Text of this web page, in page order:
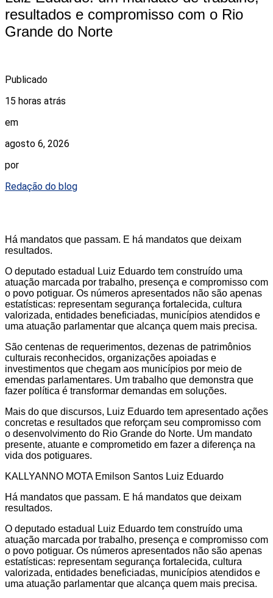
resultados e compromisso com o Rio
Grande do Norte
Publicado
15 horas atrás
em
agosto 6, 2026
por
Redação do blog
Há mandatos que passam. E há mandatos que deixam
resultados.
O deputado estadual Luiz Eduardo tem construído uma
atuação marcada por trabalho, presença e compromisso com
o povo potiguar. Os números apresentados não são apenas
estatísticas: representam segurança fortalecida, cultura
valorizada, entidades beneficiadas, municípios atendidos e
uma atuação parlamentar que alcança quem mais precisa.
São centenas de requerimentos, dezenas de patrimônios
culturais reconhecidos, organizações apoiadas e
investimentos que chegam aos municípios por meio de
emendas parlamentares. Um trabalho que demonstra que
fazer política é transformar demandas em soluções.
Mais do que discursos, Luiz Eduardo tem apresentado ações
concretas e resultados que reforçam seu compromisso com
o desenvolvimento do Rio Grande do Norte. Um mandato
presente, atuante e comprometido em fazer a diferença na
vida dos potiguares.
KALLYANNO MOTA Emilson Santos Luiz Eduardo
Há mandatos que passam. E há mandatos que deixam
resultados.
O deputado estadual Luiz Eduardo tem construído uma
atuação marcada por trabalho, presença e compromisso com
o povo potiguar. Os números apresentados não são apenas
estatísticas: representam segurança fortalecida, cultura
valorizada, entidades beneficiadas, municípios atendidos e
uma atuação parlamentar que alcança quem mais precisa.